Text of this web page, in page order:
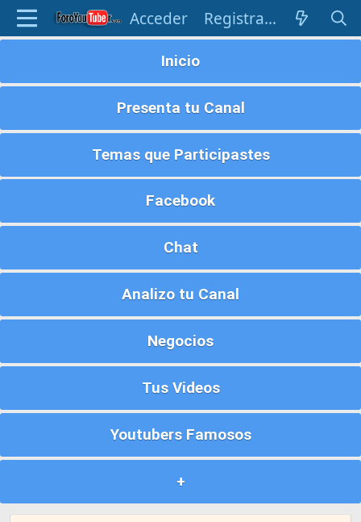
Acceder Registrarse
Inicio
Presenta tu Canal
Temas que Participastes
Facebook
Chat
Analizo tu Canal
Negocios
Tus Videos
Youtubers Famosos
+